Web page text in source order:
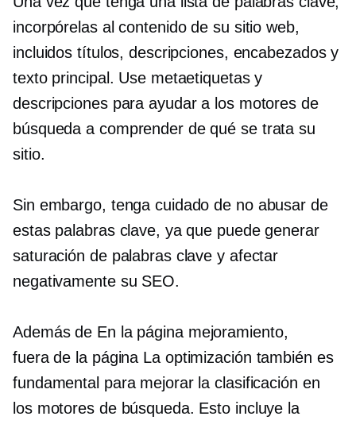
incorpórelas al contenido de su sitio web,
incluidos títulos, descripciones, encabezados y
texto principal. Use metaetiquetas y
descripciones para ayudar a los motores de
búsqueda a comprender de qué se trata su
sitio.
Sin embargo, tenga cuidado de no abusar de
estas palabras clave, ya que puede generar
saturación de palabras clave y afectar
negativamente su SEO.
Además de En la páginamejoramiento,
fuera de la página La optimización también es
fundamental para mejorar la clasificación en
los motores de búsqueda. Esto incluye la